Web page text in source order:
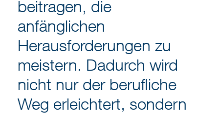
beitragen, die
anfänglichen
Herausforderungen zu
meistern. Dadurch wird
nicht nur der berufliche
Weg erleichtert, sondern